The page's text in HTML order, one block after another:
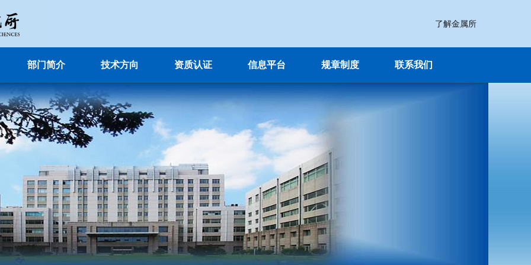
了解金属所
部门简介 技术方向 资质认证 信息平台 规章制度 联系我们